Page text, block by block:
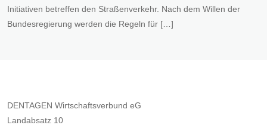
Initiativen betreffen den Straßenverkehr. Nach dem Willen der
Bundesregierung werden die Regeln für […]
DENTAGEN Wirtschaftsverbund eG
Landabsatz 10